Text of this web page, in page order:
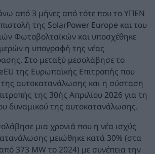
από 3 μήνες από τότε που το ΥΠΕΝ
της SolarPower Europe και του
Φωτοβολταϊκών και υποσχέθηκε
η υπογραφή της νέας
Στο μεταξύ μεσολάβησε το
της Ευρωπαϊκής Επιτροπής που
αυτοκατανάλωσης και η σύσταση
της 30ής Απριλίου 2026 για τη
δυναμικού της αυτοκατανάλωσης.
μια χρονιά που η νέα ισχύς
μειώθηκε κατά 30% (στα
373 MW το 2024) με συνέπεια την